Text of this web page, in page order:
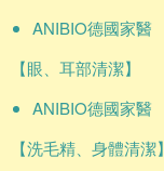
ANIBIO德國家醫
【眼、耳部清潔】
ANIBIO德國家醫
【洗毛精、身體清潔】